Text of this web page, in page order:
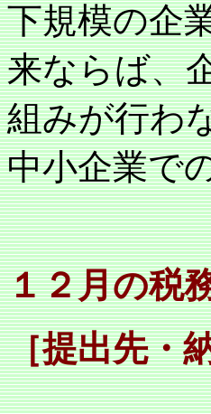
下規模の企
来ならば、
組みが行わ
中小企業で
１２月の税
［提出先・